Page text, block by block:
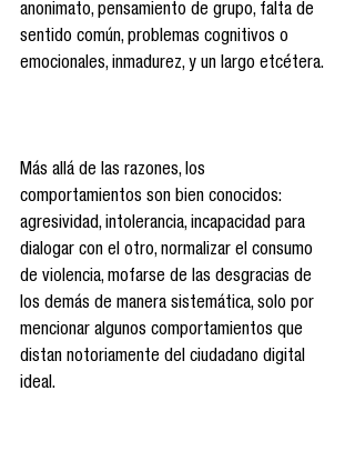
anonimato, pensamiento de grupo, falta de
sentido común, problemas cognitivos o
emocionales, inmadurez, y un largo etcétera.
Más allá de las razones, los
comportamientos son bien conocidos:
agresividad, intolerancia, incapacidad para
dialogar con el otro, normalizar el consumo
de violencia, mofarse de las desgracias de
los demás de manera sistemática, solo por
mencionar algunos comportamientos que
distan notoriamente del ciudadano digital
ideal.